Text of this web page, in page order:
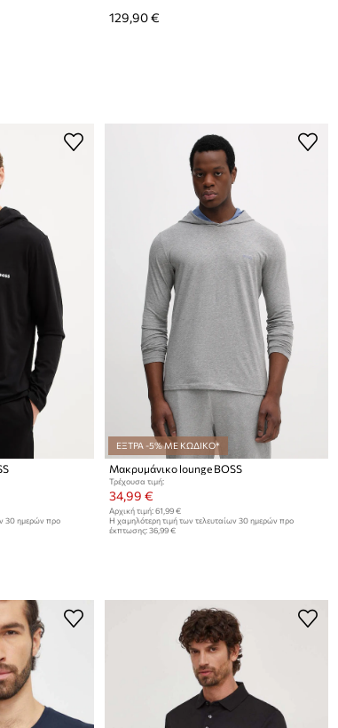
129,90 €
30 ημερών προ
ΕΞΤΡΑ -5% ΜΕ ΚΩΔΙΚΟ*
Μακρυμάνικο lounge BOSS
Τρέχουσα τιμή:
34,99 €
Αρχική τιμή: 61,99 €
Η χαμηλότερη τιμή των τελευταίων 30 ημερών προ
έκπτωσης: 36,99 €